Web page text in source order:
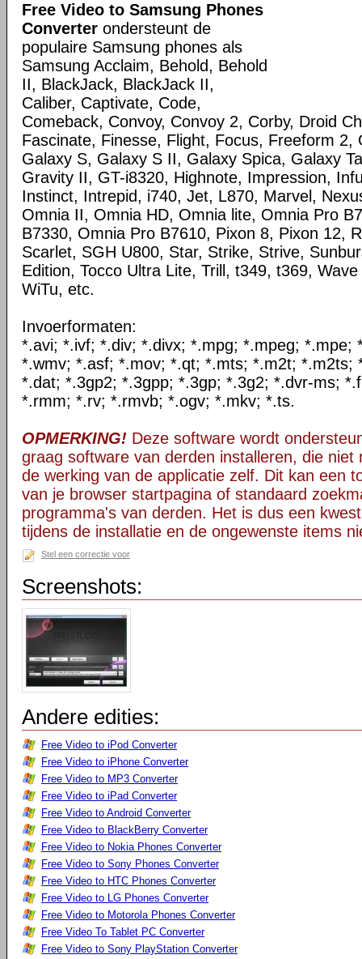
Free Video to Samsung Phones
Converter ondersteunt de
populaire Samsung phones als
Samsung Acclaim, Behold, Behold
II, BlackJack, BlackJack II,
Caliber, Captivate, Code,
Comeback, Convoy, Convoy 2, Corby, Droid
Fascinate, Finesse, Flight, Focus, Freeform 2,
Galaxy S, Galaxy S II, Galaxy Spica, Galaxy
Gravity II, GT-i8320, Highnote, Impression,
Instinct, Intrepid, i740, Jet, L870, Marvel,
Omnia II, Omnia HD, Omnia lite, Omnia Pro
B7330, Omnia Pro B7610, Pixon 8, Pixon 12,
Scarlet, SGH U800, Star, Strike, Strive,
Edition, Tocco Ultra Lite, Trill, t349, t369,
WiTu, etc.
Invoerformaten:
*.avi; *.ivf; *.div; *.divx; *.mpg; *.mpeg; *.mpe;
*.wmv; *.asf; *.mov; *.qt; *.mts; *.m2t; *.m2ts;
*.dat; *.3gp2; *.3gpp; *.3gp; *.3g2; *.dvr-ms;
*.rmm; *.rv; *.rmvb; *.ogv; *.mkv; *.ts.
OPMERKING! Deze software wordt
graag software van derden installeren, die niet
de werking van de applicatie zelf. Dit kan een
van je browser startpagina of standaard
programma's van derden. Het is dus een
tijdens de installatie en de ongewenste items
Stel een correctie voor
Screenshots:
Andere edities:
Free Video to iPod Converter
Free Video to iPhone Converter
Free Video to MP3 Converter
Free Video to iPad Converter
Free Video to Android Converter
Free Video to BlackBerry Converter
Free Video to Nokia Phones Converter
Free Video to Sony Phones Converter
Free Video to HTC Phones Converter
Free Video to LG Phones Converter
Free Video to Motorola Phones Converter
Free Video To Tablet PC Converter
Free Video to Sony PlayStation Converter